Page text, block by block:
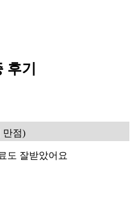
기
만점)
도 잘받았어요